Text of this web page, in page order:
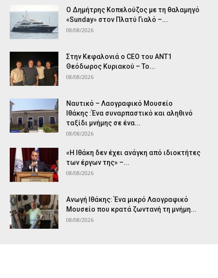
Ο Δημήτρης Κοπελούζος με τη θαλαμηγό
«Sunday» στον Πλατύ Γιαλό –...
08/08/2026
Στην Κεφαλονιά ο CEO του ANT1
Θεόδωρος Κυριακού – Το...
08/08/2026
Ναυτικό – Λαογραφικό Μουσείο
Ιθάκης :Ένα συναρπαστικό και αληθινό
ταξίδι μνήμης σε ένα...
08/08/2026
«Η Ιθάκη δεν έχει ανάγκη από ιδιοκτήτες
των έργων της» –...
08/08/2026
Ανωγή Ιθάκης: Ένα μικρό Λαογραφικό
Μουσείο που κρατά ζωντανή τη μνήμη...
08/08/2026